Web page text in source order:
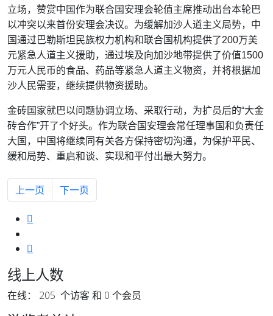
立场，赞赏中国作为联合国安理会轮值主席推动出台本轮巴
以冲突以来首份安理会决议。为缓解加沙人道主义局势，中
国通过巴勒斯坦民族权力机构和联合国机构提供了200万美
元紧急人道主义援助，通过埃及向加沙地带提供了价值1500
万元人民币的食品、药品等紧急人道主义物资，并将根据加
沙人民需要，继续提供物资援助。
金砖国家就巴以问题协调立场、采取行动，为扩员后的“大金
砖合作”开了个好头。作为联合国安理会常任理事国和负责任
大国，中国将继续同有关各方保持密切沟通，为保护平民、
缓和局势、重启和谈、实现和平付出最大努力。
上一篇文章: 菲律宾政府与菲共重启和谈 寻求结束武装斗争
上一页 下一篇文章: 旧金山中美元首会晤，十个很不寻常
下一页
线上人数
在线： 205 个访客 和 0 个会员